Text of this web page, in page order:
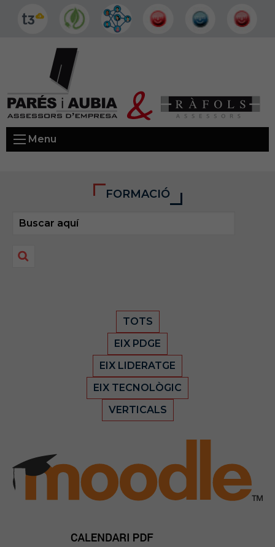
Menu
FORMACIÓ
TOTS
EIX PDGE
EIX LIDERATGE
EIX TECNOLÒGIC
VERTICALS